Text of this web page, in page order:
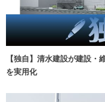
【独自】清水建設が建設
を実用化